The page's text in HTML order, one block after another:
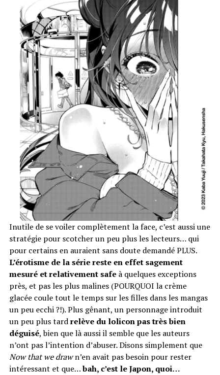
Inutile de se voiler complètement la face, c’est aussi une
stratégie pour scotcher un peu plus les lecteurs… qui
pour certains en auraient sans doute demandé PLUS.
L’érotisme de la série reste en effet sagement
mesuré et relativement safeà quelques exceptions
près, et pas les plus malines (POURQUOI la crème
glacée coule tout le temps sur les filles dans les mangas
un peu ecchi ?!). Plus gênant, un personnage introduit
un peu plus tardrelève du lolicon pas très bien
déguisé, bien que là aussi il semble que les auteurs
n’ont pas l’intention d’abuser. Disons simplement que
Now that we drawn’en avait pas besoin pour rester
intéressant et que…bah, c’est le Japon, quoi…